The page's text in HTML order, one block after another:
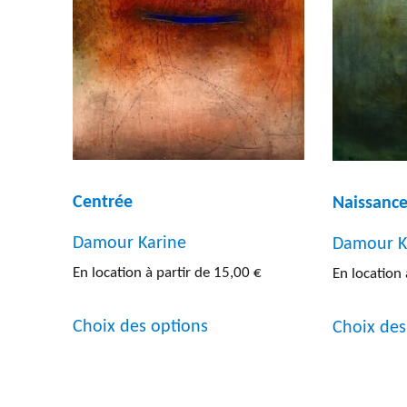
Peinture(192)
Photographie(13)
Sculpture(31)
Lithographie(5)
Autres
Inf a
Centrée
Damour Karine
En location à partir de 15,00€
Choix des options
Naissance
Damour
En
Choix